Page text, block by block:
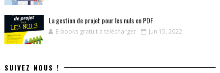
La gestion de projet pour les nuls en PDF
E-books gratuit à télécharger Jun 15, 2022
SUIVEZ NOUS !